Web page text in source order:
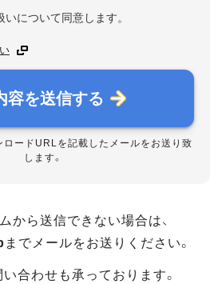
について同意します。
容を送信する
ロードURLを記載したメールをお送り致
します。
から送信できない場合は、
までメールをお送りください。
合わせも承っております。